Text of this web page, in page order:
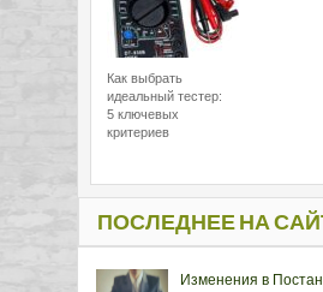
Как выбрать
идеальный тестер:
5 ключевых
критериев
ПОСЛЕДНЕЕ НА
Изменения в